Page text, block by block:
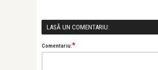
LASĂ UN COMENTARIU:
Comentariu:*